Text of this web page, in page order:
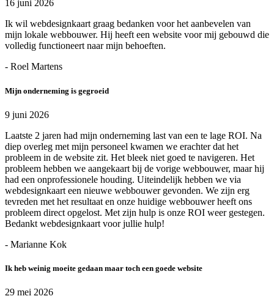
16 juni 2026
Ik wil webdesignkaart graag bedanken voor het aanbevelen van
mijn lokale webbouwer. Hij heeft een website voor mij gebouwd die
volledig functioneert naar mijn behoeften.
- Roel Martens
Mijn onderneming is gegroeid
9 juni 2026
Laatste 2 jaren had mijn onderneming last van een te lage ROI. Na
diep overleg met mijn personeel kwamen we erachter dat het
probleem in de website zit. Het bleek niet goed te navigeren. Het
probleem hebben we aangekaart bij de vorige webbouwer, maar hij
had een onprofessionele houding. Uiteindelijk hebben we via
webdesignkaart een nieuwe webbouwer gevonden. We zijn erg
tevreden met het resultaat en onze huidige webbouwer heeft ons
probleem direct opgelost. Met zijn hulp is onze ROI weer gestegen.
Bedankt webdesignkaart voor jullie hulp!
- Marianne Kok
Ik heb weinig moeite gedaan maar toch een goede website
29 mei 2026